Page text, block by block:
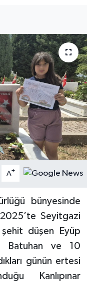
A+
bünyesinde
Seyitgazi
şehit düşen Eyüp
Batuhan ve 10
günün ertesi
Kanlıpınar